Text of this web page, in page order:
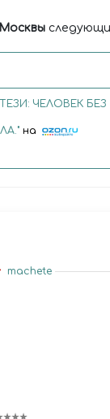
Москвы
ЧЕЛОВЕК
на
machete